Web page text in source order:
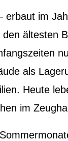
erbaut im
ältesten
als
Heute
im